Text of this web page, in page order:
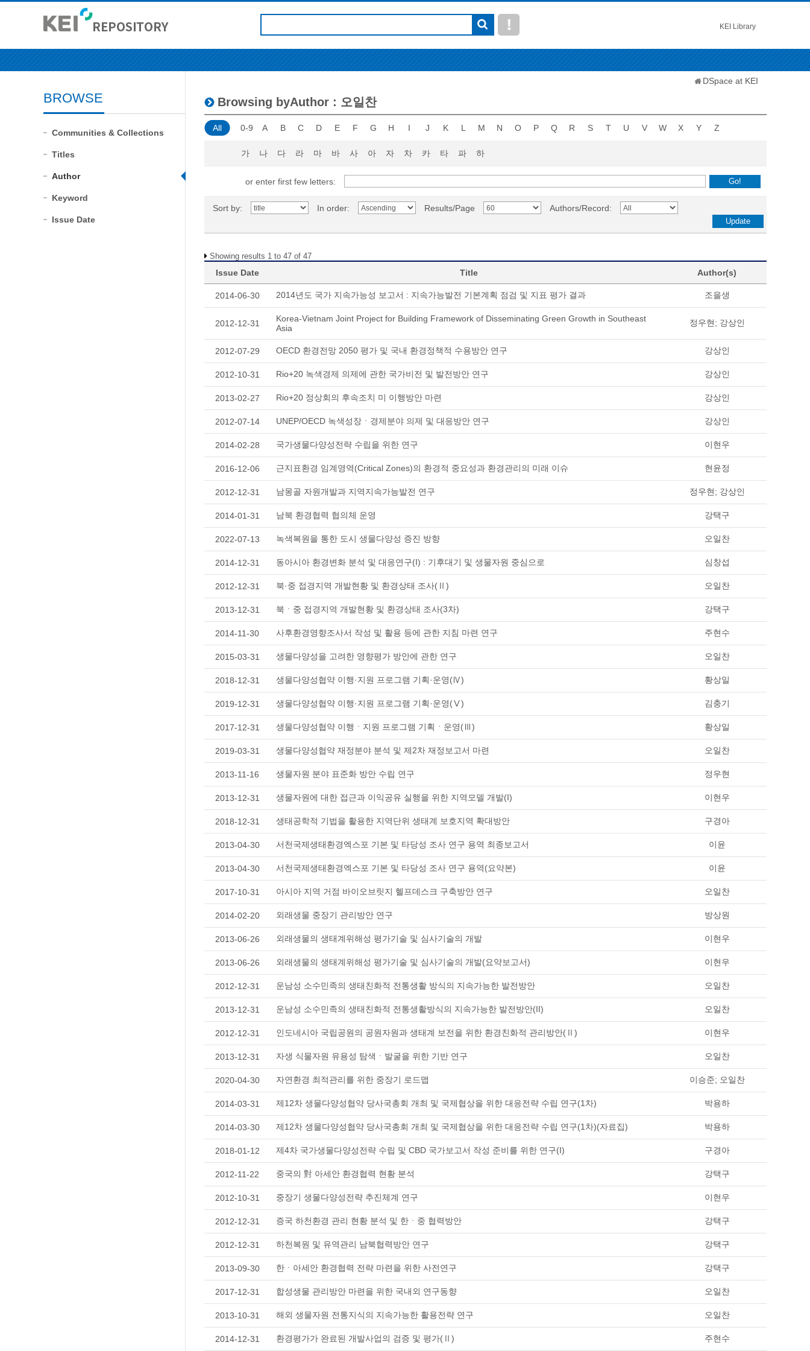
KEI Library
BROWSE
Communities & Collections
Titles
Author
Keyword
Issue Date
DSpace at KEI
Browsing byAuthor : 오일찬
All 0-9 A B C D E F G H I J K L M N O P Q R S T U V W X Y Z
가 나 다 라 마 바 사 아 자 차 카 타 파 하
or enter first few letters:
Sort by: In order: Results/Page Authors/Record:
Showing results 1 to 47 of 47
Issue Date Title Author(s)
2014-06-30 2014년도 국가 지속가능성 보고서 : 지속가능발전 기본계획 점검 및 지표 평가 결과 조을생
2012-12-31
Korea-Vietnam Joint Project for Building Framework of Disseminating Green Growth in Southeast
Asia
정우현; 강상인
2012-07-29 OECD 환경전망 2050 평가 및 국내 환경정책적 수용방안 연구 강상인
2012-10-31 Rio+20 녹색경제 의제에 관한 국가비전 및 발전방안 연구 강상인
2013-02-27 Rio+20 정상회의 후속조치 미 이행방안 마련 강상인
2012-07-14 UNEP/OECD 녹색성장ㆍ경제분야 의제 및 대응방안 연구 강상인
2014-02-28 국가생물다양성전략 수립을 위한 연구 이현우
2016-12-06 근지표환경 임계영역(Critical Zones)의 환경적 중요성과 환경관리의 미래 이슈 현윤정
2012-12-31 남몽골 자원개발과 지역지속가능발전 연구 정우현; 강상인
2014-01-31 남북 환경협력 협의체 운영 강택구
2022-07-13 녹색복원을 통한 도시 생물다양성 증진 방향 오일찬
2014-12-31 동아시아 환경변화 분석 및 대응연구(I) : 기후대기 및 생물자원 중심으로 심창섭
2012-12-31 북·중 접경지역 개발현황 및 환경상태 조사(Ⅱ) 오일찬
2013-12-31 북ㆍ중 접경지역 개발현황 및 환경상태 조사(3차) 강택구
2014-11-30 사후환경영향조사서 작성 및 활용 등에 관한 지침 마련 연구 주현수
2015-03-31 생물다양성을 고려한 영향평가 방안에 관한 연구 오일찬
2018-12-31 생물다양성협약 이행·지원 프로그램 기획·운영(Ⅳ) 황상일
2019-12-31 생물다양성협약 이행·지원 프로그램 기획·운영(Ⅴ) 김충기
2017-12-31 생물다양성협약 이행ㆍ지원 프로그램 기획ㆍ운영(Ⅲ) 황상일
2019-03-31 생물다양성협약 재정분야 분석 및 제2차 재정보고서 마련 오일찬
2013-11-16 생물자원 분야 표준화 방안 수립 연구 정우현
2013-12-31 생물자원에 대한 접근과 이익공유 실행을 위한 지역모델 개발(I) 이현우
2018-12-31 생태공학적 기법을 활용한 지역단위 생태계 보호지역 확대방안 구경아
2013-04-30 서천국제생태환경엑스포 기본 및 타당성 조사 연구 용역 최종보고서 이윤
2013-04-30 서천국제생태환경엑스포 기본 및 타당성 조사 연구 용역(요약본) 이윤
2017-10-31 아시아 지역 거점 바이오브릿지 헬프데스크 구축방안 연구 오일찬
2014-02-20 외래생물 중장기 관리방안 연구 방상원
2013-06-26 외래생물의 생태계위해성 평가기술 및 심사기술의 개발 이현우
2013-06-26 외래생물의 생태계위해성 평가기술 및 심사기술의 개발(요약보고서) 이현우
2012-12-31 운남성 소수민족의 생태친화적 전통생활 방식의 지속가능한 발전방안 오일찬
2013-12-31 운남성 소수민족의 생태친화적 전통생활방식의 지속가능한 발전방안(II) 오일찬
2012-12-31 인도네시아 국립공원의 공원자원과 생태계 보전을 위한 환경친화적 관리방안(Ⅱ) 이현우
2013-12-31 자생 식물자원 유용성 탐색ㆍ발굴을 위한 기반 연구 오일찬
2020-04-30 자연환경 최적관리를 위한 중장기 로드맵 이승준; 오일찬
2014-03-31 제12차 생물다양성협약 당사국총회 개최 및 국제협상을 위한 대응전략 수립 연구(1차) 박용하
2014-03-30 제12차 생물다양성협약 당사국총회 개최 및 국제협상을 위한 대응전략 수립 연구(1차)(자료집) 박용하
2018-01-12 제4차 국가생물다양성전략 수립 및 CBD 국가보고서 작성 준비를 위한 연구(I) 구경아
2012-11-22 중국의 對 아세안 환경협력 현황 분석 강택구
2012-10-31 중장기 생물다양성전략 추진체계 연구 이현우
2012-12-31 증국 하천환경 관리 현황 분석 및 한ㆍ중 협력방안 강택구
2012-12-31 하천복원 및 유역관리 남북협력방안 연구 강택구
2013-09-30 한ㆍ아세안 환경협력 전략 마련을 위한 사전연구 강택구
2017-12-31 합성생물 관리방안 마련을 위한 국내외 연구동향 오일찬
2013-10-31 해외 생물자원 전통지식의 지속가능한 활용전략 연구 오일찬
2014-12-31 환경평가가 완료된 개발사업의 검증 및 평가(Ⅱ) 주현수